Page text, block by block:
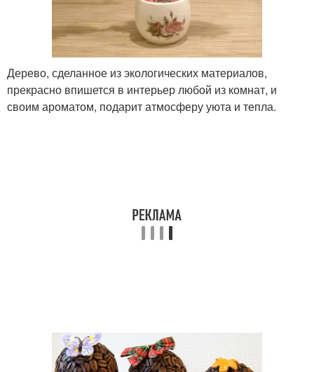
Дерево, сделанное из экологических материалов,
прекрасно впишется в интерьер любой из комнат, и
своим ароматом, подарит атмосферу уюта и тепла.